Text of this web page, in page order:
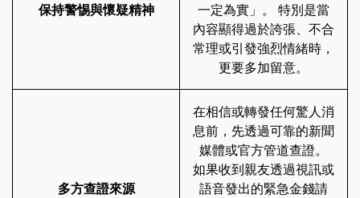
保持警惕與懷疑精神
一定為實」。 特別是當
內容顯得過於誇張、不合
常理或引發強烈情緒時，
更要多加留意。
多方查證來源
在相信或轉發任何驚人消
息前，先透過可靠的新聞
媒體或官方管道查證。
如果收到親友透過視訊或
語音發出的緊急金錢請